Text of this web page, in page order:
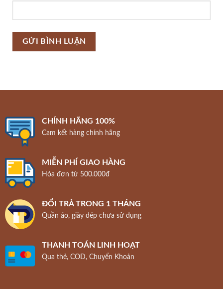
CHÍNH HÃNG 100%
Cam kết hàng chính hãng
MIỄN PHÍ GIAO HÀNG
Hóa đơn từ 500.000đ
ĐỔI TRẢ TRONG 1 THÁNG
Quần áo, giày dép chưa sử dụng
THANH TOÁN LINH HOẠT
Qua thẻ, COD, Chuyển Khoản